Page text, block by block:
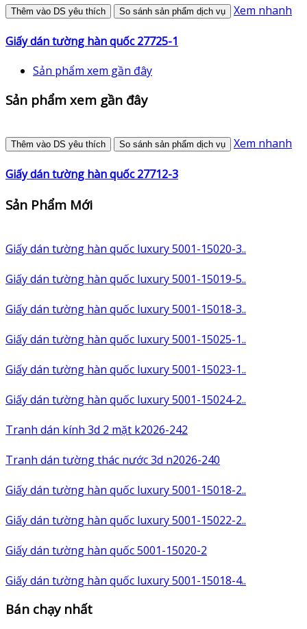
Thêm vào DS yêu thích So sánh sản phẩm dịch vụ Xem nhanh
Giấy dán tường hàn quốc 27725-1
Sản phẩm xem gần đây
Sản phẩm xem gần đây
Thêm vào DS yêu thích So sánh sản phẩm dịch vụ Xem nhanh
Giấy dán tường hàn quốc 27712-3
Sản Phẩm Mới
Giấy dán tường hàn quốc luxury 5001-15020-3..
Giấy dán tường hàn quốc luxury 5001-15019-5..
Giấy dán tường hàn quốc luxury 5001-15018-3..
Giấy dán tường hàn quốc luxury 5001-15025-1..
Giấy dán tường hàn quốc luxury 5001-15023-1..
Giấy dán tường hàn quốc luxury 5001-15024-2..
Tranh dán kính 3d 2 mặt k2026-242
Tranh dán tường thác nước 3d n2026-240
Giấy dán tường hàn quốc luxury 5001-15018-2..
Giấy dán tường hàn quốc luxury 5001-15022-2..
Giấy dán tường hàn quốc 5001-15020-2
Giấy dán tường hàn quốc luxury 5001-15018-4..
Bán chạy nhất